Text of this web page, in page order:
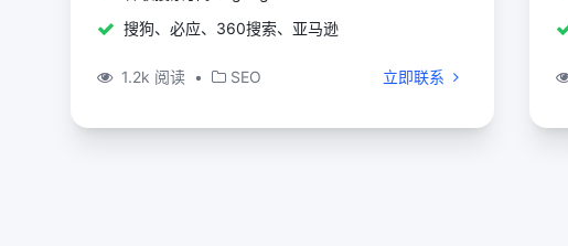
搜狗、必应、360搜索、亚马逊
1.2k 阅读 • SEO 立即联系